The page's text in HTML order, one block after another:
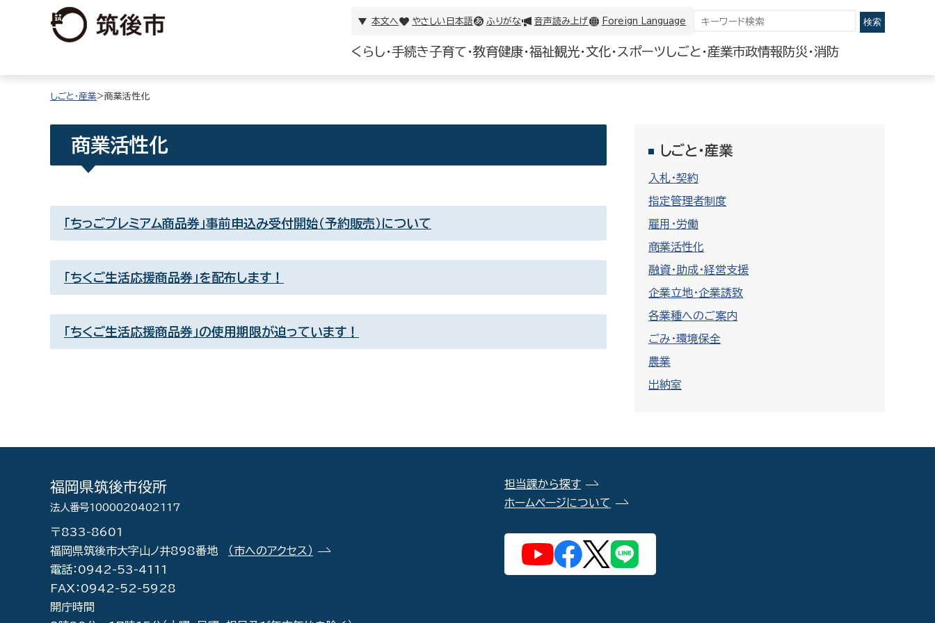
本文へ やさしい日本語 ふりがな 音声読み上げ Foreign Language
くらし・手続き子育て・教育健康・福祉観光・文化・スポーツしごと・産業市政情報 防災・消防
しごと・産業>商業活性化
しごと・産業
入札・契約
指定管理者制度
雇用・労働
商業活性化
融資・助成・経営支援
企業立地・企業誘致
各業種へのご案内
ごみ・環境保全
農業
出納室
商業活性化
「ちっごプレミアム商品券」事前申込み受付開始（予約販売）について
「ちくご生活応援商品券」を配布します！
「ちくご生活応援商品券」の使用期限が迫っています！
福岡県筑後市役所
法人番号1000020402117
〒833-8601
福岡県筑後市大字山ノ井898番地
（市へのアクセス）
電話：0942-53-4111
FAX：0942-52-5928
開庁時間
担当課から探す
ホームページについて